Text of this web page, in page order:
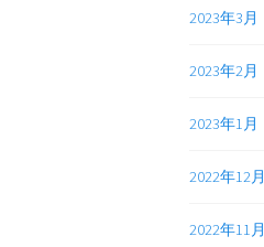
2023年3月
2023年2月
2023年1月
2022年12月
2022年11月